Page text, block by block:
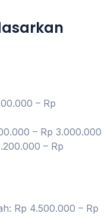
– Rp
– Rp 3.000.000
– Rp
Rp 4.500.000 – Rp